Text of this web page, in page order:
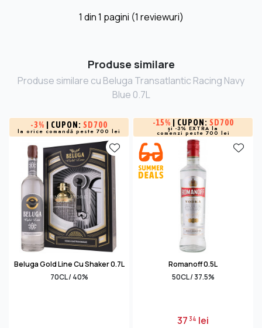
1 din1 pagini (1 reviewuri)
Produse similare
Produse similare cu Beluga Transatlantic Racing Navy
Blue 0.7L
-3% | CUPON: SD700
la orice comandă peste 700 lei
Beluga Gold Line Cu Shaker 0.7L
70CL / 40%
-15% | CUPON: SD700
și -3% EXTRA la
comenzi peste 700 lei
Romanoff 0.5L
50CL / 37.5%
37 34 lei